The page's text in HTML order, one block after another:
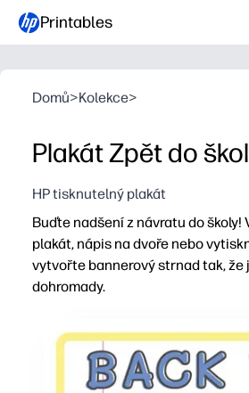
Printables
Domů>Kolekce>
Plakát Zpět do
HP tisknutelný plakát
Buďte nadšení z návratu do školy!
plakát, nápis na dvoře nebo
vytvořte bannerový strnad tak, že
dohromady.